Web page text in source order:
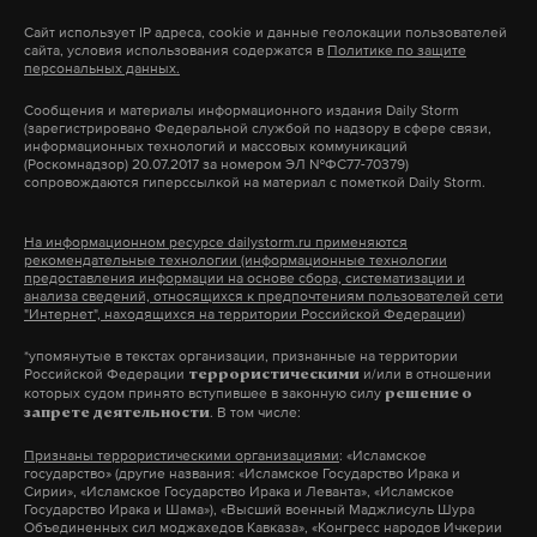
Я этот вопрос уже прорабатываю на Старой
площади».
Я ему задал вопрос: «Михаил Яковлевич, а вам не
безразлично, от какой партии я?». Говорит, ему
согласует этот вопрос, то без проблем. Ему
поставила задачу «Единая Россия».
Поэтому я попросил его связаться с руководством
партии «Справедливая Россия». Предложил,
чтобы они вместе встретились с Администрацией
президента и попытались определить мою судьбу,
где мне оставаться — в «Справедливой России»
или принимать предложение Евраева? Но, к
РФ». По нему запрещается осуществлять подкуп
избирателей в любом виде.
«Вручать им денежные средства, подарки и иные
материальные ценности <…>, проводить
агитационных материалов <...>, предоставлять
услуги безвозмездно или на льготных условиях, а
посредством обещаний передачи им денежных
средств, ценных бумаг и других материальных
благ (в том числе по итогам голосования)», —
перечислили в пресс-службе ЦИК.
Кроме того, в период избирательной кампании
Сайт использует IP адреса, cookie и данные геолокации пользователей
сайта, условия использования содержатся в Политике по защите
персональных данных.
Сообщения и материалы информационного издания Daily Storm
(зарегистрировано Федеральной службой по надзору в сфере связи,
информационных технологий и массовых коммуникаций
(Роскомнадзор) 20.07.2017 за номером ЭЛ №ФС77-70379)
сопровождаются гиперссылкой на материал с пометкой Daily Storm.
На информационном ресурсе dailystorm.ru применяются
рекомендательные технологии (информационные технологии
предоставления информации на основе сбора, систематизации и
анализа сведений, относящихся к предпочтениям пользователей сети
"Интернет", находящихся на территории Российской Федерации)
*упомянутые в текстах организации, признанные на территории
Российской Федерации террористическими и/или в отношении
которых судом принято вступившее в законную силу решение о
запрете деятельности. В том числе:
Признаны террористическими организациями: «Исламское
государство» (другие названия: «Исламское Государство Ирака и
Сирии», «Исламское Государство Ирака и Леванта», «Исламское
Государство Ирака и Шама»), «Высший военный Маджлисуль Шура
Объединенных сил моджахедов Кавказа», «Конгресс народов Ичкерии